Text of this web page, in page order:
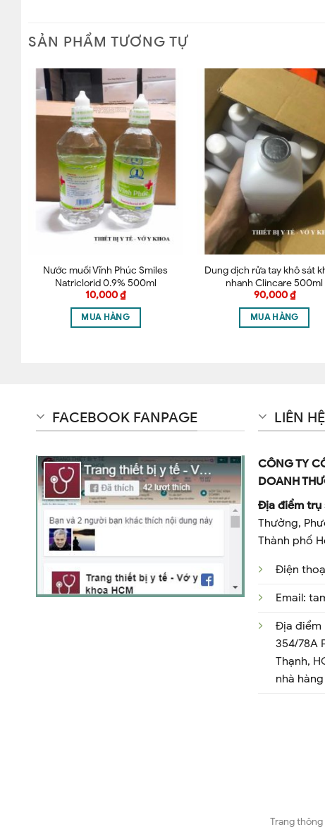
SẢN PHẨM TƯƠNG TỰ
Nước muối Vĩnh Phúc Smiles
Natriclorid 0.9% 500ml
10,000₫
MUA HÀNG
Dung dịch rửa tay khô sát
nhanh Clincare 500ml
90,000₫
MUA HÀNG
FACEBOOK FANPAGE LIÊN HỆ
CÔNG TY
DOANH
Địa điểm trụ
Thưởng,
Thành phố
Điện
Email:
Địa điểm
354/78A
Thạnh,
nhà
Trang